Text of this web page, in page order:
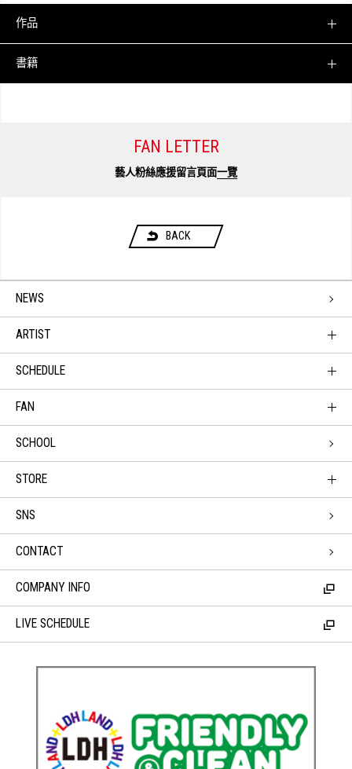
作品
書籍
FAN LETTER
藝人粉絲應援留言頁面一覽
BACK
NEWS
ARTIST
SCHEDULE
FAN
SCHOOL
STORE
SNS
CONTACT
COMPANY INFO
LIVE SCHEDULE